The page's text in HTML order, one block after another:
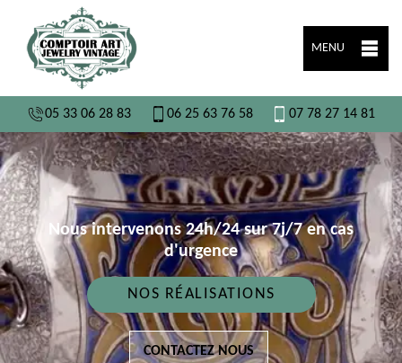
MENU
05 33 06 28 83 06 25 63 76 58 07 78 27 14 81
Nous intervenons 24h/24 sur 7j/7 en cas
d'urgence
NOS RÉALISATIONS
CONTACTEZ NOUS